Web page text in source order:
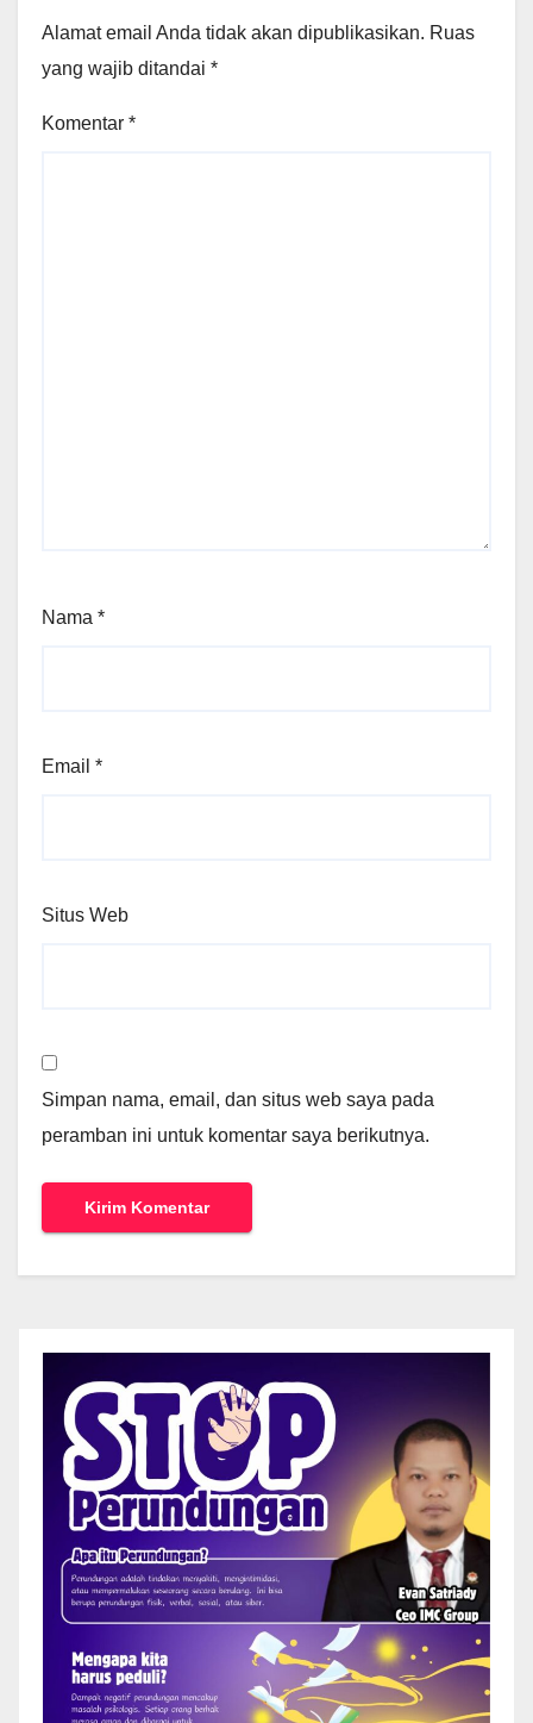
Alamat email Anda tidak akan dipublikasikan. Ruas
yang wajib ditandai *
Komentar *
Nama *
Email *
Situs Web
Simpan nama, email, dan situs web saya pada
peramban ini untuk komentar saya berikutnya.